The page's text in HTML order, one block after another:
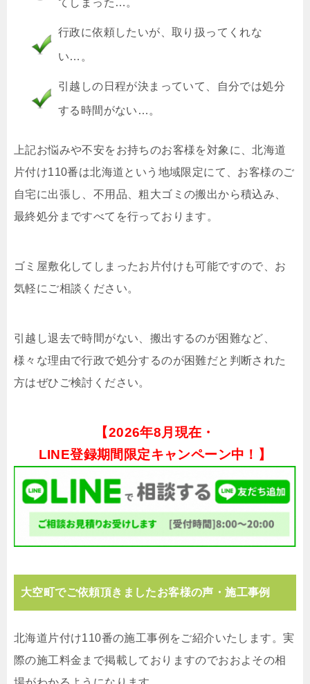
てしまった…。
行政に依頼したいが、取り扱ってくれな
い…。
引越しの日程が決まっていて、自分では処分
する時間がない…。
上記お悩みや不安をお持ちのお客様を対象に、北海道
片付け110番は北海道という地域限定にて、お客様のご
自宅に出張し、不用品、粗大ゴミの搬出から積込み、
最終処分まですべてを行っております。
ゴミ屋敷化してしまったお片付けも可能ですので、お
気軽にご相談ください。
引越し退去で時間がない、搬出するのが困難など、
様々な理由で行政で処分するのが困難だと判断された
方はぜひご検討ください。
【2026年8月現在・
LINE登録期間限定キャンペーン中！】
大空町でご依頼頂きましたお客様の声・施工事例
北海道片付け110番の施工事例をご紹介いたします。実
際の施工料金まで掲載しておりますのでおおよその相